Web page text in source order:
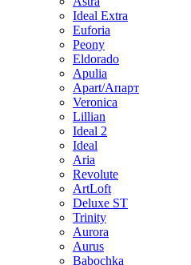
Ideal Extra
Euforia
Peony
Eldorado
Apulia
Apart/Апарт
Veronica
Lillian
Ideal 2
Ideal
Aria
Revolute
ArtLoft
Deluxe ST
Trinity
Aurora
Aurus
Babochka